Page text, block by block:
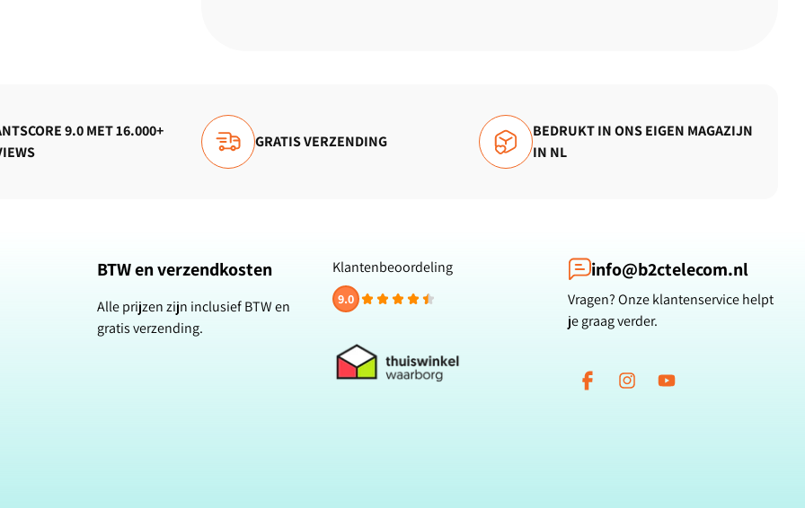
9.0 MET 16.000+
GRATIS VERZENDING
BEDRUKT IN ONS EIGEN MAGAZIJN
IN NL
BTW en verzendkosten
Alle prijzen zijn inclusief BTW en
gratis verzending.
Klantenbeoordeling
9.0
info@b2ctelecom.nl
Vragen? Onze klantenservice helpt
je graag verder.
FacebookInstagramYouTube